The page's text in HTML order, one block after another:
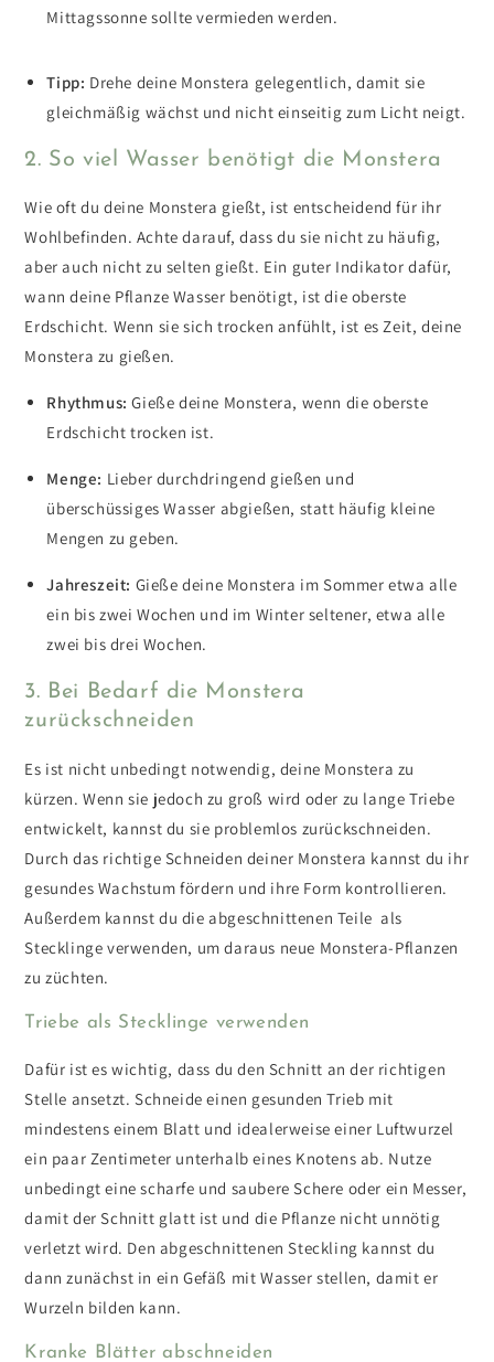
Mittagssonne sollte vermieden werden.
Tipp: Drehe deine Monstera gelegentlich, damit sie
gleichmäßig wächst und nicht einseitig zum Licht neigt.
2. So viel Wasser benötigt die Monstera
Wie oft du deine Monstera gießt, ist entscheidend für ihr
Wohlbefinden. Achte darauf, dass du sie nicht zu häufig,
aber auch nicht zu selten gießt. Ein guter Indikator dafür,
wann deine Pflanze Wasser benötigt, ist die oberste
Erdschicht. Wenn sie sich trocken anfühlt, ist es Zeit, deine
Monstera zu gießen.
Rhythmus: Gieße deine Monstera, wenn die oberste
Erdschicht trocken ist.
Menge: Lieber durchdringend gießen und
überschüssiges Wasser abgießen, statt häufig kleine
Mengen zu geben.
Jahreszeit: Gieße deine Monstera im Sommer etwa alle
ein bis zwei Wochen und im Winter seltener, etwa alle
zwei bis drei Wochen.
3. Bei Bedarf die Monstera
zurückschneiden
Es ist nicht unbedingt notwendig, deine Monstera zu
kürzen. Wenn sie jedoch zu groß wird oder zu lange Triebe
entwickelt, kannst du sie problemlos zurückschneiden.
Durch das richtige Schneiden deiner Monstera kannst du ihr
gesundes Wachstum fördern und ihre Form kontrollieren.
Außerdem kannst du die abgeschnittenen Teile als
Stecklinge verwenden, um daraus neue Monstera-Pflanzen
zu züchten.
Triebe als Stecklinge verwenden
Dafür ist es wichtig, dass du den Schnitt an der richtigen
Stelle ansetzt. Schneide einen gesunden Trieb mit
mindestens einem Blatt und idealerweise einer Luftwurzel
ein paar Zentimeter unterhalb eines Knotens ab. Nutze
unbedingt eine scharfe und saubere Schere oder ein Messer,
damit der Schnitt glatt ist und die Pflanze nicht unnötig
verletzt wird. Den abgeschnittenen Steckling kannst du
dann zunächst in ein Gefäß mit Wasser stellen, damit er
Wurzeln bilden kann.
Kranke Blätter abschneiden